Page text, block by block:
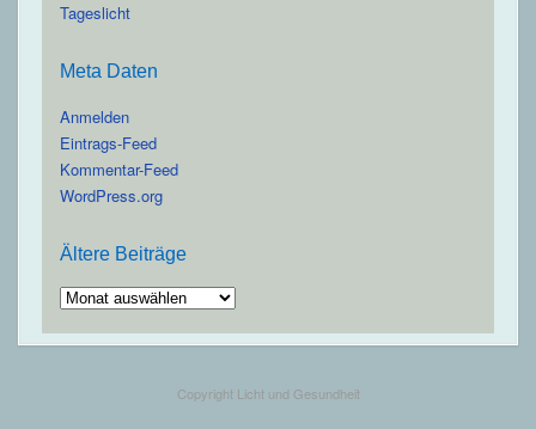
Tageslicht
Meta Daten
Anmelden
Eintrags-Feed
Kommentar-Feed
WordPress.org
Ältere Beiträge
Ältere
Beiträge
Copyright Licht und Gesundheit